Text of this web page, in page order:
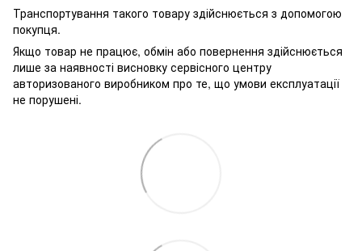
Транспортування такого товару здійснюється з допомогою
покупця.
Якщо товар не працює, обмін або повернення здійснюється
лише за наявності висновку сервісного центру
авторизованого виробником про те, що умови експлуатації
не порушені.